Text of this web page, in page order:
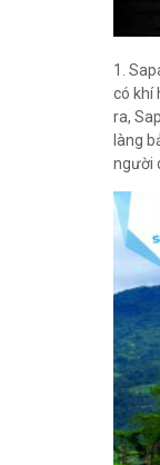
1.
có khí
ra,
làng
người